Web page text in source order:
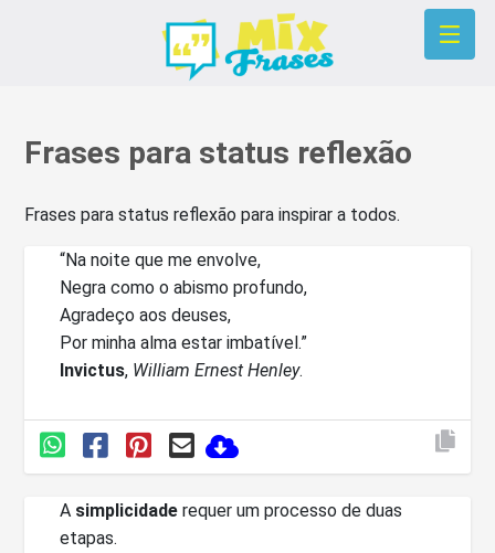
Frases para status reflexão
Frases para status reflexão para inspirar a todos.
“Na noite que me envolve,
Negra como o abismo profundo,
Agradeço aos deuses,
Por minha alma estar imbatível.”
Invictus, William Ernest Henley.
A simplicidade requer um processo de duas
etapas.